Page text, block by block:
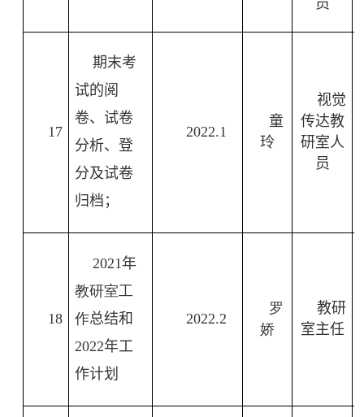
17
期末考
试的阅
卷、试卷
分析、登
分及试卷
归档；
2022.1
童
玲
视觉
传达教
研室人
员
18
2021年
教研室工
作总结和
2022年工
作计划
2022.2
罗
娇
教研
室主任